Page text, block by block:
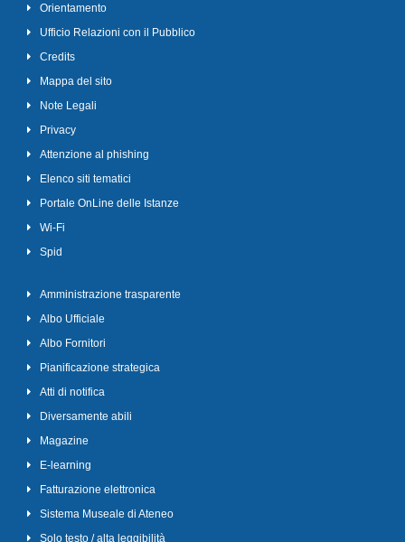
Orientamento
Ufficio Relazioni con il Pubblico
Credits
Mappa del sito
Note Legali
Privacy
Attenzione al phishing
Elenco siti tematici
Portale OnLine delle Istanze
Wi-Fi
Spid
Amministrazione trasparente
Albo Ufficiale
Albo Fornitori
Pianificazione strategica
Atti di notifica
Diversamente abili
Magazine
E-learning
Fatturazione elettronica
Sistema Museale di Ateneo
Solo testo / alta leggibilità